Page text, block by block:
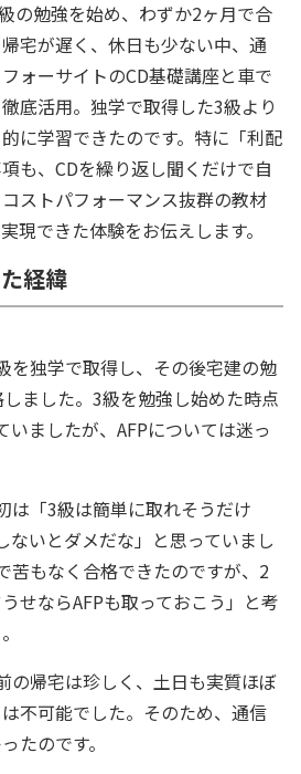
の勉強を始め、わずか2ヶ月で合
宅が遅く、休日も少ない中、通
ォーサイトのCD基礎講座と車で
底活用。独学で取得した3級より
に学習できたのです。特に「利配
も、CDを繰り返し聞くだけで自
ストパフォーマンス抜群の教材
現できた体験をお伝えします。
経緯
を独学で取得し、その後宅建の勉
ました。3級を勉強し始めた時点
いましたが、AFPについては迷っ
は「3級は簡単に取れそうだけ
ないとダメだな」と思っていまし
苦もなく合格できたのですが、2
せならAFPも取っておこう」と考
の帰宅は珍しく、土日も実質ほぼ
不可能でした。そのため、通信
たのです。